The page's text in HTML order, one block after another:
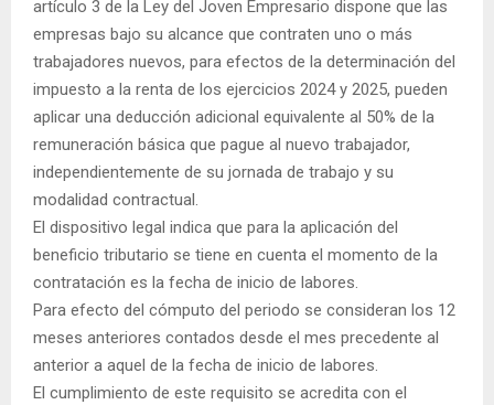
artículo 3 de la Ley del Joven Empresario dispone que las
empresas bajo su alcance que contraten uno o más
trabajadores nuevos, para efectos de la determinación del
impuesto a la renta de los ejercicios 2024 y 2025, pueden
aplicar una deducción adicional equivalente al 50% de la
remuneración básica que pague al nuevo trabajador,
independientemente de su jornada de trabajo y su
modalidad contractual.
El dispositivo legal indica que para la aplicación del
beneficio tributario se tiene en cuenta el momento de la
contratación es la fecha de inicio de labores.
Para efecto del cómputo del periodo se consideran los 12
meses anteriores contados desde el mes precedente al
anterior a aquel de la fecha de inicio de labores.
El cumplimiento de este requisito se acredita con el